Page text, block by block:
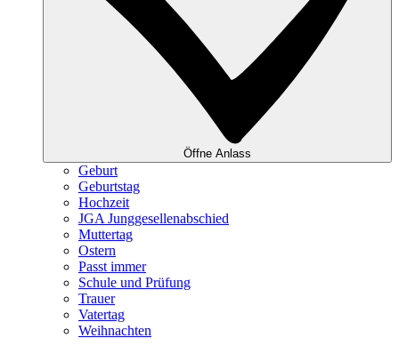
Öffne Anlass
Geburt
Geburtstag
Hochzeit
JGA Junggesellenabschied
Muttertag
Ostern
Passt immer
Schule und Prüfung
Trauer
Vatertag
Weihnachten